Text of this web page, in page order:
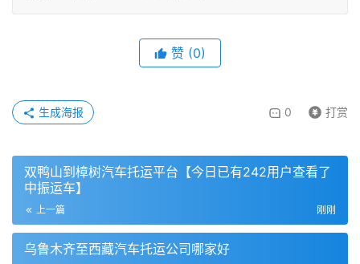
赞 (0)
0 打赏
生成海报
双鸭山到樟树汽车托运平台【今日已有242用户查看了
中振运车】
上一篇 刚刚
乌鲁木齐至西藏汽车托运公司哪家好